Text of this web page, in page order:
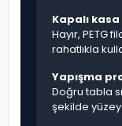
Kapalı
Hayır, PETG
rahatlıkla
Yapışma
Doğru tabla
şekilde